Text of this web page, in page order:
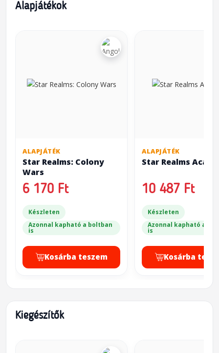
Alapjátékok
ALAPJÁTÉK
Star Realms: Colony
Wars
6 170 Ft
Készleten
Azonnal kapható a boltban
is
Kosárba teszem
ALAPJÁTÉK
Star Realms
10 487 Ft
Készleten
Azonnal kapható a
is
Kosárba
Kiegészítők